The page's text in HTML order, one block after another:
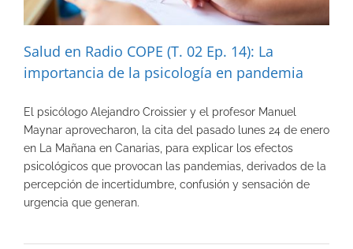
Salud en Radio COPE (T. 02 Ep. 14): La
importancia de la psicología en pandemia
El psicólogo Alejandro Croissier y el profesor Manuel
Maynar aprovecharon, la cita del pasado lunes 24 de enero
en La Mañana en Canarias, para explicar los efectos
psicológicos que provocan las pandemias, derivados de la
percepción de incertidumbre, confusión y sensación de
urgencia que generan.